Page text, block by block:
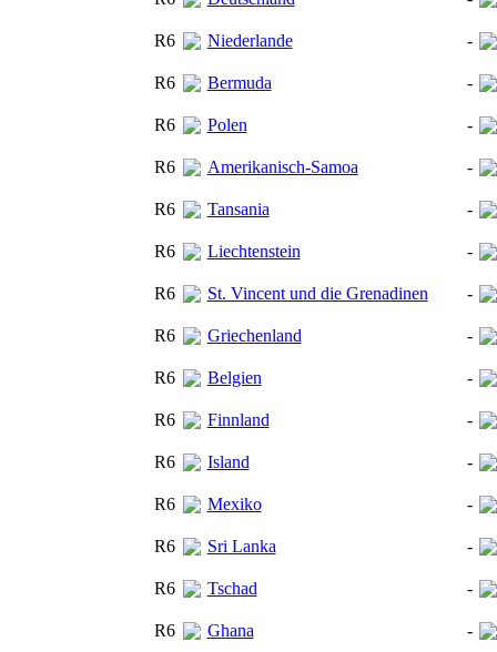
R6 Niederlande -
R6 Bermuda -
R6 Polen -
R6 Amerikanisch-Samoa -
R6 Tansania -
R6 Liechtenstein -
R6 St. Vincent und die Grenadinen -
R6 Griechenland -
R6 Belgien -
R6 Finnland -
R6 Island -
R6 Mexiko -
R6 Sri Lanka -
R6 Tschad -
R6 Ghana -